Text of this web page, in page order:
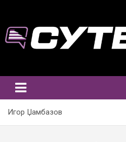
content
Игор Џамбазов